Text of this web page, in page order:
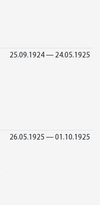
25.09.1924 — 24.05.1925
26.05.1925 — 01.10.1925